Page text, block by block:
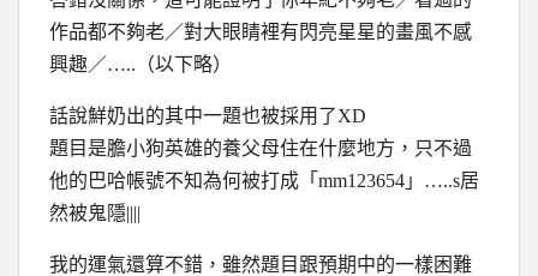
作品都不夠老／對大眼睛裡有閃亮星星的畫風不感
興趣／…..（以下略）
話說鮮奶出的其中一題也被採用了XD
題目是膽小狗英雄的養父母住在什麼地方，只不過
他的巴哈帳號不知為何被打成「mm123654」…..s居
然被鬼隱||||
我的運氣還算不錯，雖然題目跟預期中的一樣困難